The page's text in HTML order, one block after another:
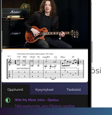
koko sisältömme käyttöösi